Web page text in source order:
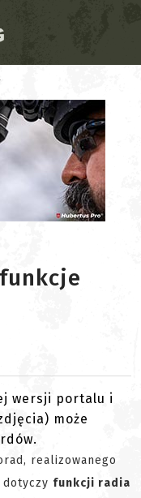
wersji portalu i
może
realizowanego
dotyczy funkcji radia